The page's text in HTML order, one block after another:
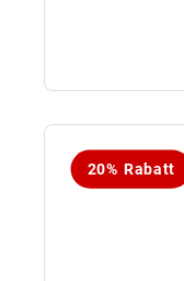
20% Rabatt